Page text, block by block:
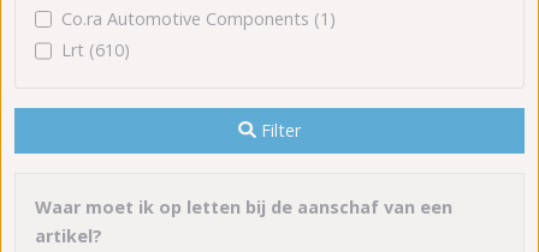
Co.ra Automotive Components (1)
Lrt (610)
Filter
Waar moet ik op letten bij de aanschaf van een
artikel?